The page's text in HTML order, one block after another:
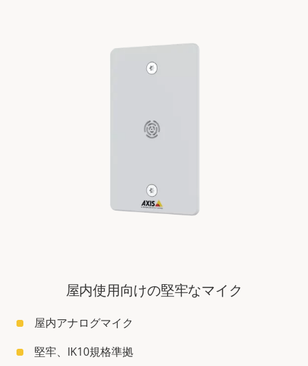
屋内使用向けの堅牢なマイク
屋内アナログマイク
堅牢、IK10規格準拠